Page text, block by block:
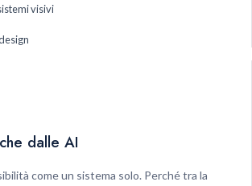
visivi
dalle AI
come un sistema solo. Perché tra la